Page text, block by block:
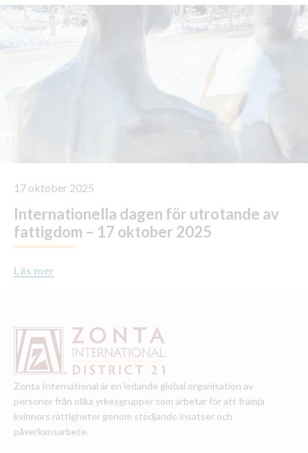
17 oktober 2025
Internationella dagen för utrotande av
fattigdom – 17 oktober 2025
Läs mer
Zonta International är en ledande global organisation av
personer från olika yrkesgrupper som arbetar för att främja
kvinnors rättigheter genom stödjande insatser och
påverkansarbete.